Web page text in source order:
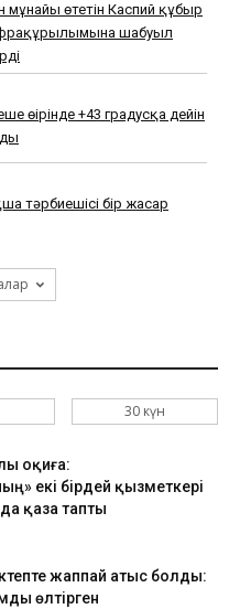
мұнайы өтетін Каспий құбыр
шабуыл
өңірінде +43 градусқа дейін
тәрбиешісі бір жасар
30 күн
оқиға:
екі бірдей қызметкері
қаза тапты
жаппай атыс болды:
өлтірген